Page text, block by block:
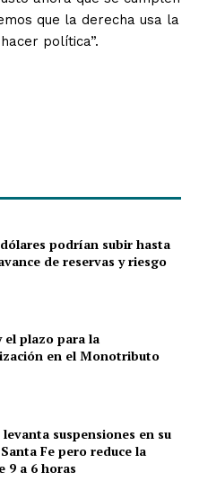
que la derecha usa la
política”.
podrían subir hasta
de reservas y riesgo
el plazo para la
en el Monotributo
suspensiones en su
Fe pero reduce la
9 a 6 horas